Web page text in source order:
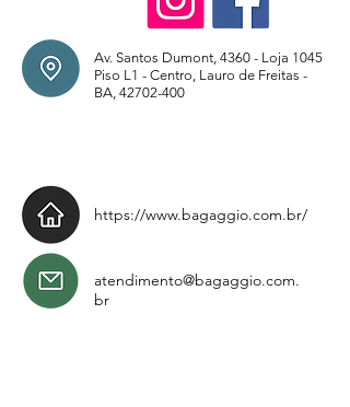
Av. Santos Dumont, 4360 - Loja 1045
Piso L1 - Centro, Lauro de Freitas -
BA, 42702-400
https://www.bagaggio.com.br/
atendimento@bagaggio.com.
br